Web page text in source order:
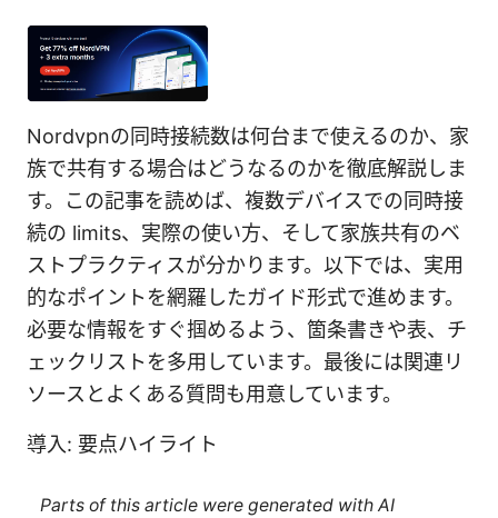
Nordvpnの同時接続数は何台まで使えるのか、家
族で共有する場合はどうなるのかを徹底解説しま
す。この記事を読めば、複数デバイスでの同時接
続の limits、実際の使い方、そして家族共有のベ
ストプラクティスが分かります。以下では、実用
的なポイントを網羅したガイド形式で進めます。
必要な情報をすぐ掴めるよう、箇条書きや表、チ
ェックリストを多用しています。最後には関連リ
ソースとよくある質問も用意しています。
導入: 要点ハイライト
Parts of this article were generated with AI